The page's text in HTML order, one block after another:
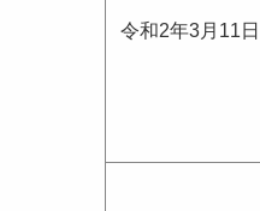
令和2年3月11日